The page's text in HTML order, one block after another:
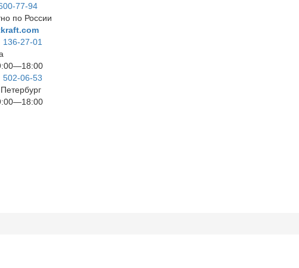
77-94
по России
27-01
502-06-53